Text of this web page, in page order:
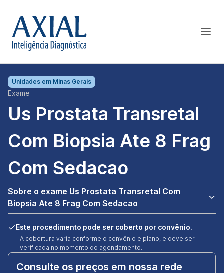
Unidades em Minas Gerais
Exame
Us Prostata Transretal
Com Biopsia Ate 8 Frag
Com Sedacao
Sobre o exame Us Prostata Transretal Com
Biopsia Ate 8 Frag Com Sedacao
Este procedimento pode ser coberto por convênio.
A cobertura varia conforme o convênio e plano, e deve ser
verificada no momento do agendamento.
Consulte os preços em nossa rede